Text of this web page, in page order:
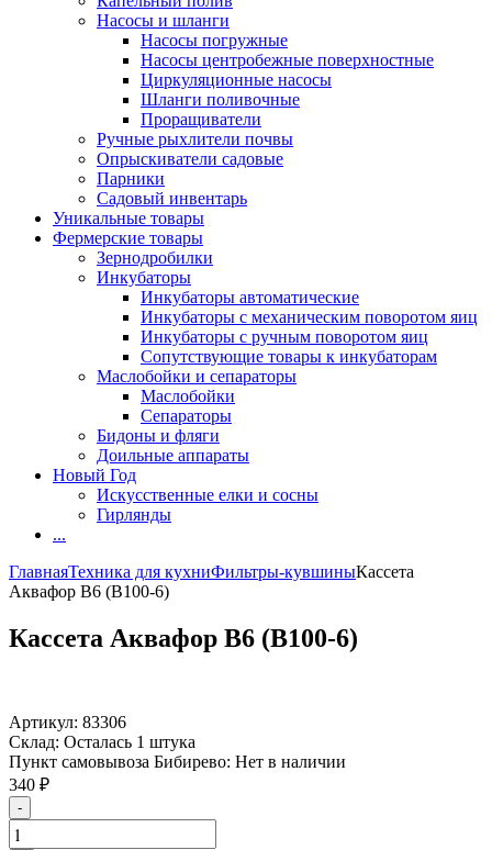
Насосы и шланги
Насосы погружные
Насосы центробежные поверхностные
Циркуляционные насосы
Шланги поливочные
Проращиватели
Ручные рыхлители почвы
Опрыскиватели садовые
Парники
Садовый инвентарь
Уникальные товары
Фермерские товары
Зернодробилки
Инкубаторы
Инкубаторы автоматические
Инкубаторы с механическим поворотом яиц
Инкубаторы с ручным поворотом яиц
Сопутствующие товары к инкубаторам
Маслобойки и сепараторы
Маслобойки
Сепараторы
Бидоны и фляги
Доильные аппараты
Новый Год
Искусственные елки и сосны
Гирлянды
...
ГлавнаяТехника для кухниФильтры-кувшиныКасcета
Аквафор B6 (В100-6)
Касcета Аквафор B6 (В100-6)
Артикул: 83306
Склад: Осталась 1 штука
Пункт самовывоза Бибирево: Нет в наличии
340 ₽
-